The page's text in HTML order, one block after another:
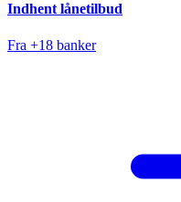
Indhent lånetilbud
Fra +18 banker